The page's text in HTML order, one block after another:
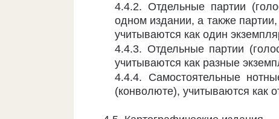
4.4.2. Отдельные партии
одном издании, а также
учиты­ваются как один
4.4.3. Отдельные партии
учи­тываются как разные
4.4.4. Самостоятельные
(конво­люте), учитываются как